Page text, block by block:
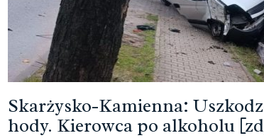
Skarżysko-Kamienna:
hody. Kierowca po alkoholu